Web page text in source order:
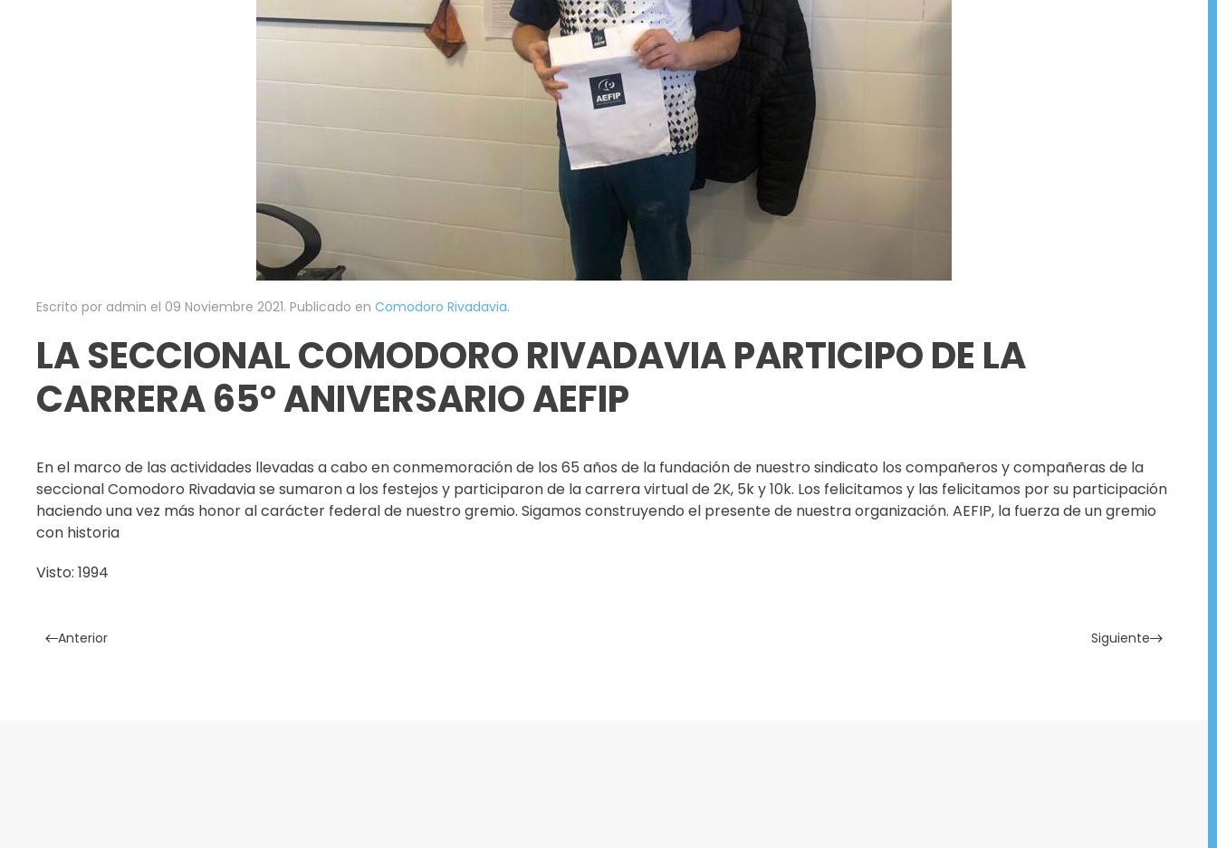
Escrito por admin el 09 Noviembre 2021. Publicado en Comodoro Rivadavia.
LA SECCIONAL COMODORO RIVADAVIA PARTICIPO DE LA
CARRERA 65° ANIVERSARIO AEFIP
En el marco de las actividades llevadas a cabo en conmemoración de los 65 años de la fundación de nuestro sindicato los compañeros y compañeras de la
seccional Comodoro Rivadavia se sumaron a los festejos y participaron de la carrera virtual de 2K, 5k y 10k. Los felicitamos y las felicitamos por su participación
haciendo una vez más honor al carácter federal de nuestro gremio. Sigamos construyendo el presente de nuestra organización. AEFIP, la fuerza de un gremio
con historia
Visto: 1994
Anterior Siguiente